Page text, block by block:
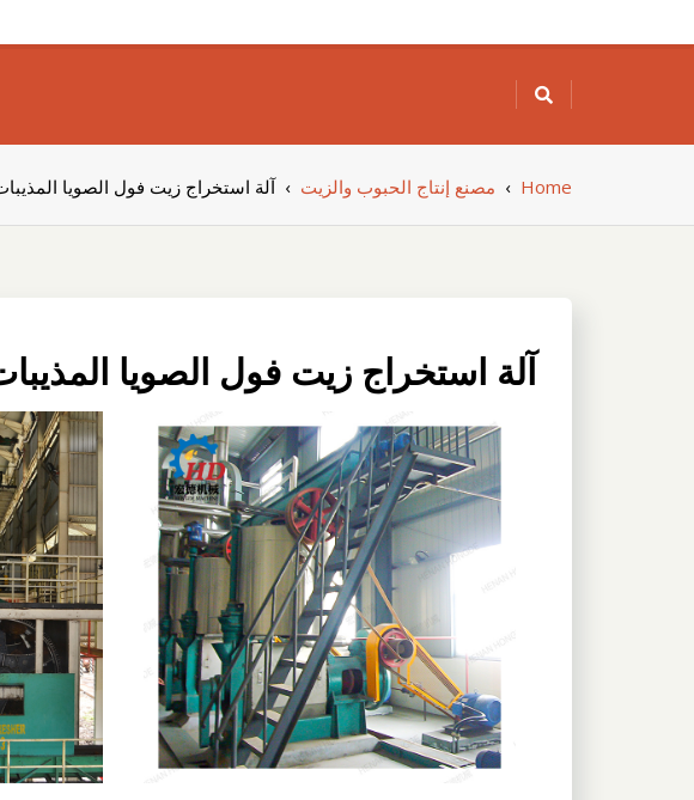
to
Home
› مصنع إنتاج الحبوب والزيت ›آلة استخراج زيت فول الصويا
آلة استخراج زيت فول الصويا